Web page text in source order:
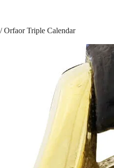
/ Orfaor Triple Calendar